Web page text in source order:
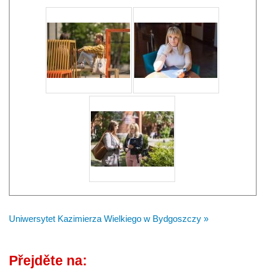
Uniwersytet Kazimierza Wielkiego w Bydgoszczy »
Přejděte na: